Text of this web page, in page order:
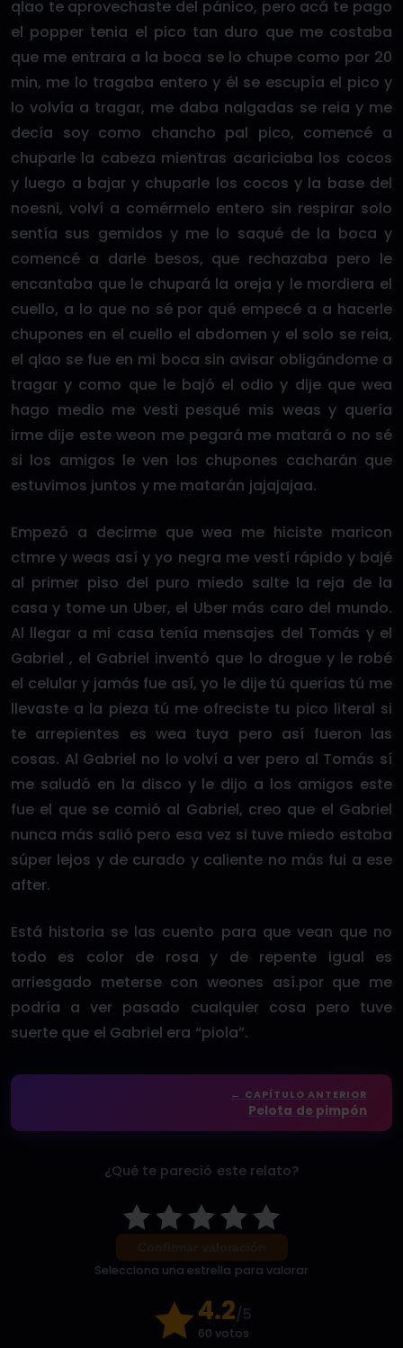
qlao te aprovechaste del pánico, pero acá te pago
el popper tenia el pico tan duro que me costaba
que me entrara a la boca se lo chupe como por 20
min, me lo tragaba entero y él se escupía el pico y
lo volvía a tragar, me daba nalgadas se reia y me
decía soy como chancho pal pico, comencé a
chuparle la cabeza mientras acariciaba los cocos
y luego a bajar y chuparle los cocos y la base del
noesni, volví a comérmelo entero sin respirar solo
sentía sus gemidos y me lo saqué de la boca y
comencé a darle besos, que rechazaba pero le
encantaba que le chupará la oreja y le mordiera el
cuello, a lo que no sé por qué empecé a a hacerle
chupones en el cuello el abdomen y el solo se reia,
el qlao se fue en mi boca sin avisar obligándome a
tragar y como que le bajó el odio y dije que wea
hago medio me vesti pesqué mis weas y quería
irme dije este weon me pegará me matará o no sé
si los amigos le ven los chupones cacharán que
estuvimos juntos y me matarán jajajajaa.
Empezó a decirme que wea me hiciste maricon
ctmre y weas así y yo negra me vestí rápido y bajé
al primer piso del puro miedo salte la reja de la
casa y tome un Uber, el Uber más caro del mundo.
Al llegar a mi casa tenía mensajes del Tomás y el
Gabriel , el Gabriel inventó que lo drogue y le robé
el celular y jamás fue así, yo le dije tú querías tú me
llevaste a la pieza tú me ofreciste tu pico literal si
te arrepientes es wea tuya pero así fueron las
cosas. Al Gabriel no lo volví a ver pero al Tomás sí
me saludó en la disco y le dijo a los amigos este
fue el que se comió al Gabriel, creo que el Gabriel
nunca más salió pero esa vez si tuve miedo estaba
súper lejos y de curado y caliente no más fui a ese
after.
Está historia se las cuento para que vean que no
todo es color de rosa y de repente igual es
arriesgado meterse con weones así.por que me
podría a ver pasado cualquier cosa pero tuve
suerte que el Gabriel era “piola”.
← CAPÍTULO ANTERIOR
Pelota de pimpón
¿Qué te pareció este relato?
Selecciona una estrella para valorar
4.2/5
60 votos